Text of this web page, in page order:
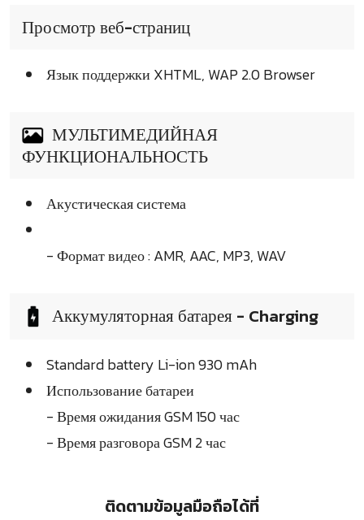
Просмотр веб-страниц
Язык поддержки XHTML, WAP 2.0 Browser
МУЛЬТИМЕДИЙНАЯ
ФУНКЦИОНАЛЬНОСТЬ
Акустическая система
- Формат видео : AMR, AAC, MP3, WAV
Аккумуляторная батарея - Charging
Standard battery Li-ion 930 mAh
Использование батареи
- Время ожидания GSM 150 час
- Время разговора GSM 2 час
ติดตามข้อมูลมือถือได้ที่